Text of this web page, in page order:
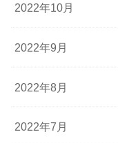
2022年10月
2022年9月
2022年8月
2022年7月